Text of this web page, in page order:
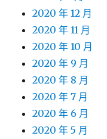
2020 年 12 月
2020 年 11 月
2020 年 10 月
2020 年 9 月
2020 年 8 月
2020 年 7 月
2020 年 6 月
2020 年 5 月